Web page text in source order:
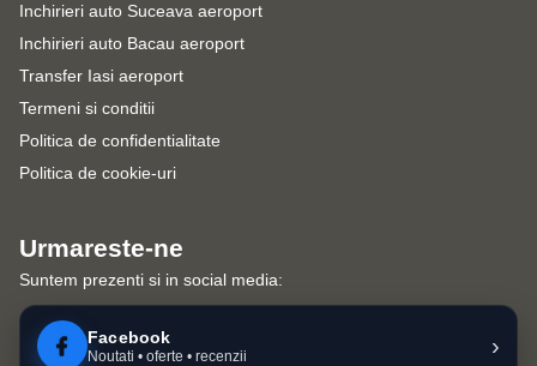
Inchirieri auto Suceava aeroport
Inchirieri auto Bacau aeroport
Transfer Iasi aeroport
Termeni si conditii
Politica de confidentialitate
Politica de cookie-uri
Urmareste-ne
Suntem prezenti si in social media:
Facebook
Noutati • oferte • recenzii ›